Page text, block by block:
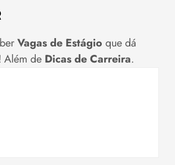
Vagas de Estágio que dá
Além de Dicas de Carreira.